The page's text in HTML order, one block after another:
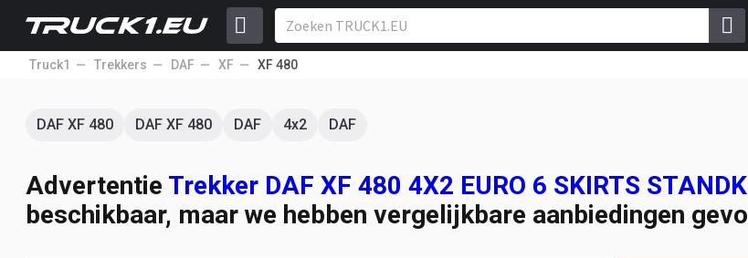
Truck1 Trekkers DAF XF XF 480
DAF XF 480 DAF XF 480 DAF 4x2 DAF
Advertentie Trekker DAF XF 480 4X2 EURO 6 SKIRTS
beschikbaar, maar we hebben vergelijkbare aanbiedingen